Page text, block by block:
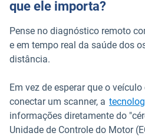
que ele importa?
Pense no diagnóstico remoto
e em tempo real da saúde dos
distância.
Em vez de esperar que o
conectar um scanner, a
informações diretamente do
Unidade de Controle do Motor